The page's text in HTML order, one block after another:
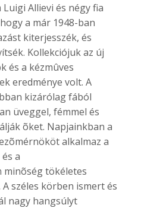
Allievi és négy fia
a már 1948-ban
kiterjesszék, és
Kollekciójuk az új
és a kézmûves
eredménye volt. A
kizárólag fából
üveggel, fémmel és
õket. Napjainkban a
alkalmaz a
a
minõség tökéletes
széles körben ismert és
nagy hangsúlyt